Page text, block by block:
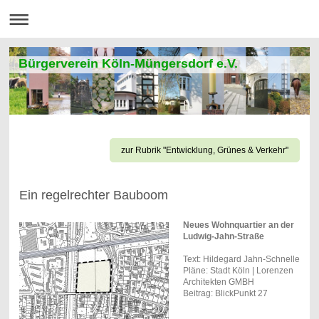
Bürgerverein Köln-Müngersdorf e.V.
zur Rubrik "Entwicklung, Grünes & Verkehr"
Ein regelrechter Bauboom
Neues Wohnquartier an der
Ludwig-Jahn-Straße
Text: Hildegard Jahn-Schnelle
Pläne: Stadt Köln | Lorenzen
Architekten GMBH
Beitrag: BlickPunkt 27